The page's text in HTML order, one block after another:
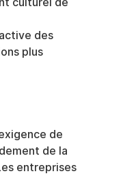
des
plus
de
de la
entreprises